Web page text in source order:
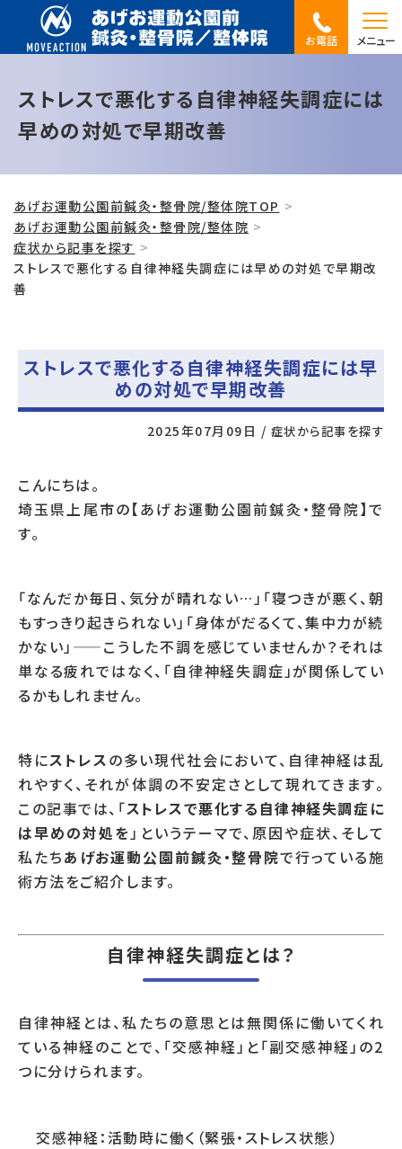
お電話 メニュー
ストレスで悪化する自律神経失調症には
早めの対処で早期改善
あげお運動公園前鍼灸・整骨院/整体院TOP
あげお運動公園前鍼灸・整骨院/整体院
症状から記事を探す
ストレスで悪化する自律神経失調症には早めの対処で早期改
善
ストレスで悪化する自律神経失調症には早
めの対処で早期改善
2025年07月09日 / 症状から記事を探す
こんにちは。
埼玉県上尾市の【あげお運動公園前鍼灸・整骨院】で
す。
「なんだか毎日、気分が晴れない…」「寝つきが悪く、朝
もすっきり起きられない」「身体がだるくて、集中力が続
かない」——こうした不調を感じていませんか？それは
単なる疲れではなく、「自律神経失調症」が関係してい
るかもしれません。
特にストレスの多い現代社会において、自律神経は乱
れやすく、それが体調の不安定さとして現れてきます。
この記事では、「ストレスで悪化する自律神経失調症に
は早めの対処を」というテーマで、原因や症状、そして
私たちあげお運動公園前鍼灸・整骨院で行っている施
術方法をご紹介します。
自律神経失調症とは？
自律神経とは、私たちの意思とは無関係に働いてくれ
ている神経のことで、「交感神経」と「副交感神経」の2
つに分けられます。
交感神経：活動時に働く（緊張・ストレス状態）